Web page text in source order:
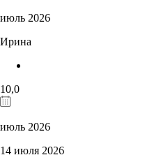
июль 2026
Ирина
10,0
июль 2026
14 июля 2026